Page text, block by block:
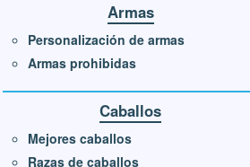
Armas
Personalización de armas
Armas prohibidas
Caballos
Mejores caballos
Razas de caballos